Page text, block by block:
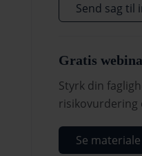
Send sag til
Gratis
Styrk din
risikovurdering
Se materiale